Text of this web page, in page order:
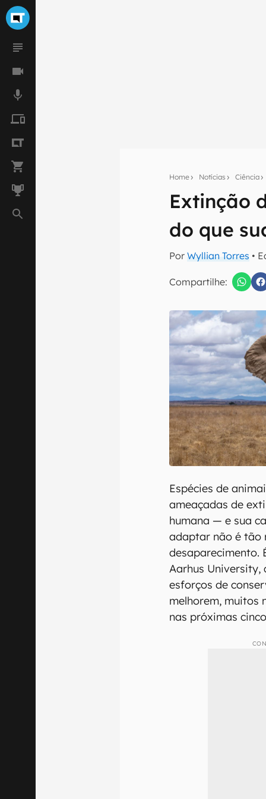
Home Notícias Ciência
Extinção
do que
PorWyllian Torres •
Compartilhe:
Assine a
Confirmo que
Espécies de
ameaçadas de
humana — e sua
adaptar não é tão
desaparecimento.
Aarhus University,
esforços de
melhorem, muitos
nas próximas